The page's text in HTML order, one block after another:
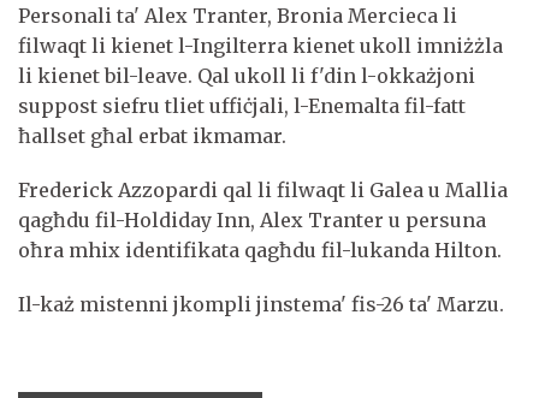
Personali ta' Alex Tranter, Bronia Mercieca li
filwaqt li kienet l-Ingilterra kienet ukoll imniżżla
li kienet bil-leave. Qal ukoll li f'din l-okkażjoni
suppost siefru tliet uffiċjali, l-Enemalta fil-fatt
ħallset għal erbat ikmamar.
Frederick Azzopardi qal li filwaqt li Galea u Mallia
qagħdu fil-Holdiday Inn, Alex Tranter u persuna
oħra mhix identifikata qagħdu fil-lukanda Hilton.
Il-każ mistenni jkompli jinstema' fis-26 ta' Marzu.